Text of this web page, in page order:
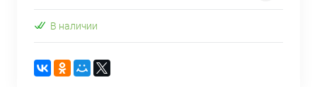
В наличии